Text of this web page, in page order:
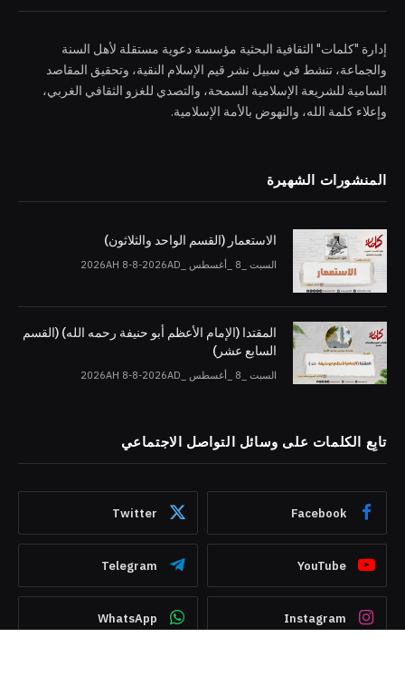
إدارة "كلمات" الثقافية البحثية مؤسسة دعوية مستقلة لأهل السنة
والجماعة، تنشط في سبيل نشر قيم الإسلام النقية، وتحقيق المقاصد
السامية للشريعة الإسلامية السمحة، والتصدي للغزو الثقافي الغربي،
وإعلاء كلمة الله، والنهوض بالأمة الإسلامية.
المنشورات الشهيرة
الاستعمار (القسم الواحد والثلاثون)
السبت _8 _أغسطس _2026AH 8-8-2026AD
المقتدا (الإمام الأعظم أبو حنيفة رحمه الله) (القسم
السابع عشر)
السبت _8 _أغسطس _2026AH 8-8-2026AD
تابِع الكلمات على وسائل التواصل الاجتماعي
Facebook
Twitter
YouTube
Telegram
Instagram
WhatsApp